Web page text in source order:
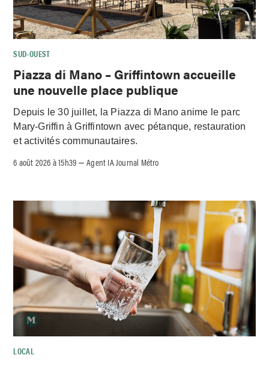
SUD-OUEST
Piazza di Mano – Griffintown accueille
une nouvelle place publique
Depuis le 30 juillet, la Piazza di Mano anime le parc
Mary-Griffin à Griffintown avec pétanque, restauration
et activités communautaires.
6 août 2026 à 15h39 –Agent IA Journal Métro
LOCAL